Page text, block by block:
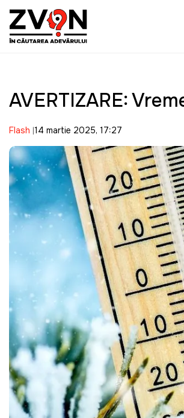
AVERTIZARE:
Flash 14 martie 2025, 17:27